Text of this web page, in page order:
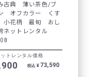
古典 薄い茶色/ブ
オフカラー くす
小花柄 最旬 おし
ネットレンタル
トレンタル価格
税込 ¥ 73,590